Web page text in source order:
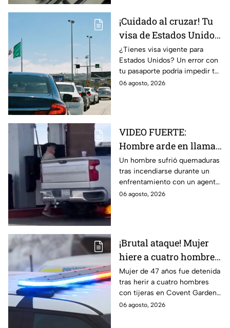
¡Cuidado al cruzar! Tu
visa de Estados Unidos
podría quedar
cancelada por este
error en el pasaporte
¿Tienes visa vigente para
Estados Unidos? Un error con
tu pasaporte podría impedir tu
entrada, incluso si el
06 agosto, 2026
VIDEO FUERTE:
Hombre arde en llamas
tras recibir descarga de
taser de un policía en
plena gasolinera
Un hombre sufrió quemaduras
tras incendiarse durante un
enfrentamiento con un agente
que usó un taser cerca de una
06 agosto, 2026
¡Brutal ataque! Mujer
hiere a cuatro hombres
con unas tijeras
Mujer de 47 años fue detenida
tras herir a cuatro hombres
con tijeras en Covent Garden,
Londres. Autoridades
06 agosto, 2026